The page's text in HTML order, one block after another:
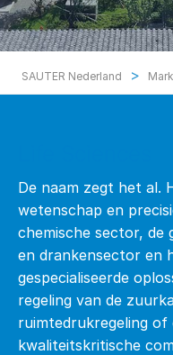
SAUTER Nederland >
De naam zegt het al.
wetenschap en
chemische sector, de
en drankensector en
gespecialiseerde
regeling van de
ruimtedrukregeling
kwaliteitskritische